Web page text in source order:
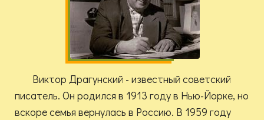
Виктор Драгунский - известный советский
писатель. Он родился в 1913 году в Нью-Йорке, но
вскоре семья вернулась в Россию. В 1959 году